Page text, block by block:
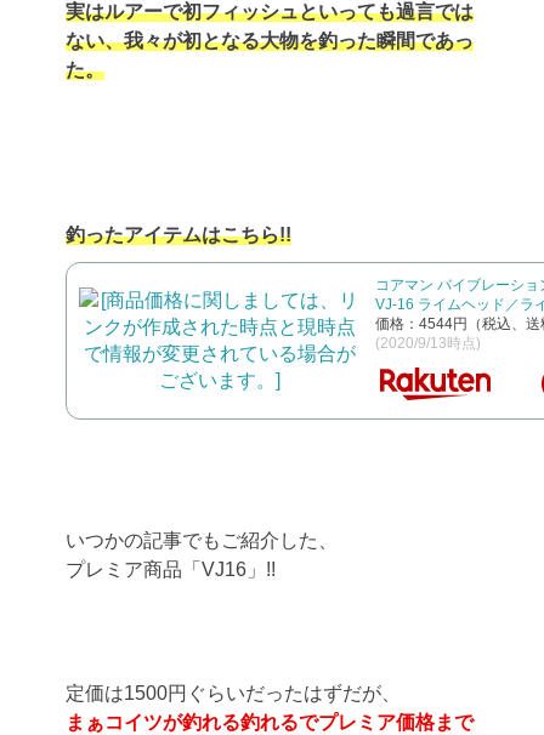
実はルアーで初フィッシュといっても過言では
ない、我々が初となる大物を釣った瞬間であっ
た。
釣ったアイテムはこちら!!
コアマン バイブレーシ
VJ-16 ライムヘッド／ラ
価格：4544円（税込、送
(2020/9/13時点)
いつかの記事でもご紹介した、
プレミア商品「VJ16」!!
定価は1500円ぐらいだったはずだが、
まぁコイツが釣れる釣れるでプレミア価格まで